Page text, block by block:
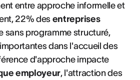
entre approche informelle et
22% des entreprises
sans programme structuré,
dans l'accueil des
d'approche impacte
employeur, l'attraction des